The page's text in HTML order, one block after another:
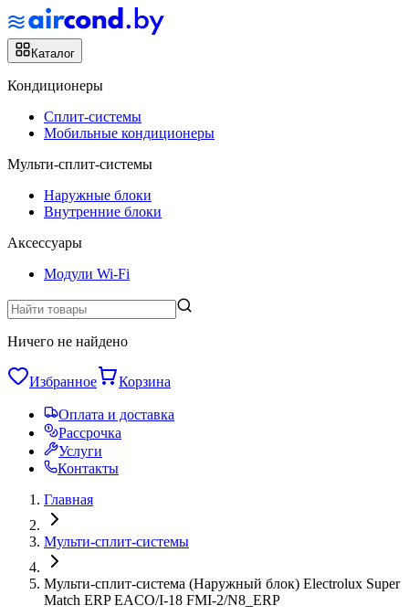
Каталог
Кондиционеры
Сплит-системы
Мобильные кондиционеры
Мульти-сплит-системы
Наружные блоки
Внутренние блоки
Аксессуары
Модули Wi-Fi
Ничего не найдено
Избранное Корзина
Оплата и доставка
Рассрочка
Услуги
Контакты
Главная
Мульти-сплит-системы
Мульти-сплит-система (Наружный блок) Electrolux Super
Match ERP EACO/I-18 FMI-2/N8_ERP